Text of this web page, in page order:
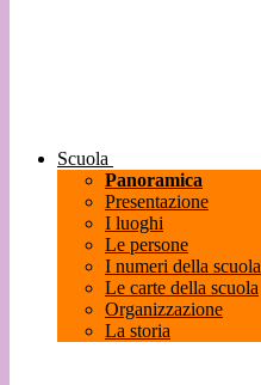
Scuola
Panoramica
Presentazione
I luoghi
Le persone
I numeri della scuola
Le carte della scuola
Organizzazione
La storia